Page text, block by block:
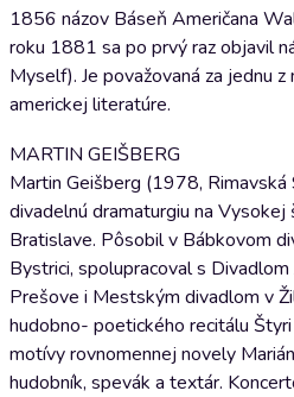
1856 názov Báseň Američana
roku 1881 sa po prvý raz objavil
Myself). Je považovaná za jednu
americkej literatúre.
MARTIN GEIŠBERG
Martin Geišberg (1978,
divadelnú dramaturgiu na Vysokej
Bratislave. Pôsobil v Bábkovom
Bystrici, spolupracoval s
Prešove i Mestským divadlom v
hudobno- poetického recitálu
motívy rovnomennej novely
hudobník, spevák a textár.